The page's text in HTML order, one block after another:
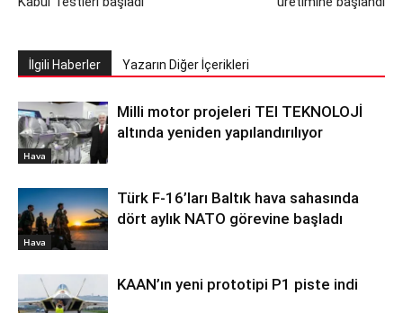
İlgili Haberler Yazarın Diğer İçerikleri
Hava
Milli motor projeleri TEI TEKNOLOJİ
altında yeniden yapılandırılıyor
Hava
Türk F-16’ları Baltık hava sahasında
dört aylık NATO görevine başladı
KAAN’ın yeni prototipi P1 piste indi